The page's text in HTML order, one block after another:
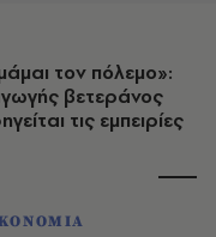
τον πόλεμο»:
βετεράνος
τις εμπειρίες